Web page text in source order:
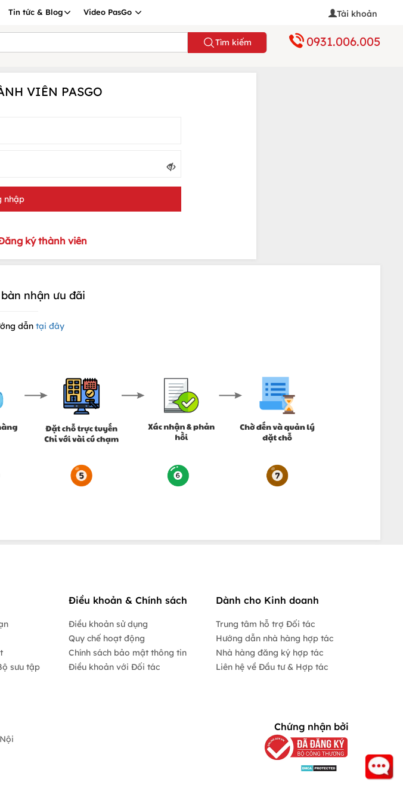
Tin tức & Blog Video PasGo Tài khoản
Tìm kiếm 0931.006.005
VIÊN PASGO
ký thành viên
nhận ưu đãi
dẫn tại đây
sưu tập
Điều khoản & Chính sách
Điều khoản sử dụng
Quy chế hoạt động
Chính sách bảo mật thông tin
Điều khoản với Đối tác
Dành cho Kinh doanh
Trung tâm hỗ trợ Đối tác
Hướng dẫn nhà hàng hợp tác
Nhà hàng đăng ký hợp tác
Liên hệ về Đầu tư & Hợp tác
Chứng nhận bởi